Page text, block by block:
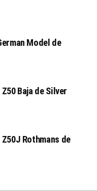
Model de
Baja de Silver
Rothmans de